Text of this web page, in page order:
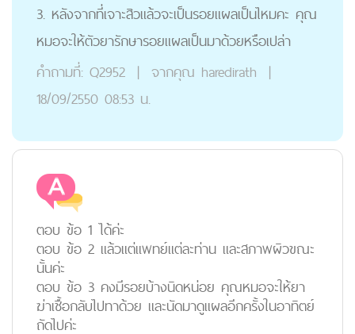
3. หลังจากที่เจาะสิวแล้วจะเป็นรอยแผลเป็นไหมคะ คุณ
หมอจะให้ตัวยารักษารอยแผลเป็นมาด้วยหรือเปล่า
คำถามที่: Q2952 | จากคุณ haredirath |
18/09/2550 08:53 น.
ตอบ ข้อ 1 ได้ค่ะ
ตอบ ข้อ 2 แล้วแต่แพทย์แต่ละท่าน และสภาพผิวขณะ
นั้นค่ะ
ตอบ ข้อ 3 คงมีรอยบ้างนิดหน่อย คุณหมอจะให้ยา
ฆ่าเชื้อกลับไปทาด้วย และนัดมาดูแผลอีกครั้งในอาทิตย์
ถัดไปค่ะ